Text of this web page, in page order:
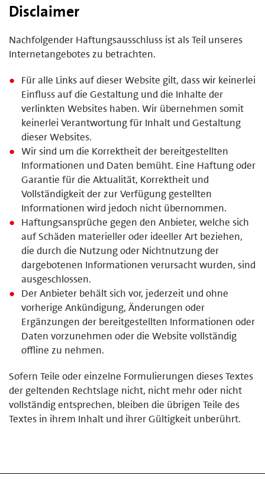
Disclaimer
Nachfolgender Haftungsausschluss ist als Teil unseres
Internetangebotes zu betrachten.
Für alle Links auf dieser Website gilt, dass wir keinerlei
Einfluss auf die Gestaltung und die Inhalte der
verlinkten Websites haben. Wir übernehmen somit
keinerlei Verantwortung für Inhalt und Gestaltung
dieser Websites.
Wir sind um die Korrektheit der bereitgestellten
Informationen und Daten bemüht. Eine Haftung oder
Garantie für die Aktualität, Korrektheit und
Vollständigkeit der zur Verfügung gestellten
Informationen wird jedoch nicht übernommen.
Haftungsansprüche gegen den Anbieter, welche sich
auf Schäden materieller oder ideeller Art beziehen,
die durch die Nutzung oder Nichtnutzung der
dargebotenen Informationen verursacht wurden, sind
ausgeschlossen.
Der Anbieter behält sich vor, jederzeit und ohne
vorherige Ankündigung, Änderungen oder
Ergänzungen der bereitgestellten Informationen oder
Daten vorzunehmen oder die Website vollständig
offline zu nehmen.
Sofern Teile oder einzelne Formulierungen dieses Textes
der geltenden Rechtslage nicht, nicht mehr oder nicht
vollständig entsprechen, bleiben die übrigen Teile des
Textes in ihrem Inhalt und ihrer Gültigkeit unberührt.